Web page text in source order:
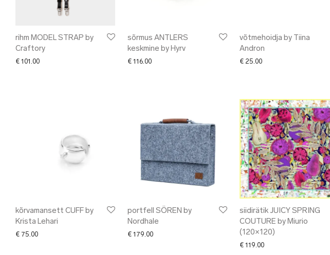
rihm MODEL STRAP by
Craftory
€ 101.00
sõrmus ANTLERS
keskmine by Hyrv
€ 116.00
võtmehoidja by Tiina
Andron
€ 25.00
kõrvamansett CUFF by
Krista Lehari
€ 75.00
portfell SÖREN by
Nordhale
€ 179.00
siidirätik JUICY SPRING
COUTURE by Miurio
(120×120)
€ 119.00